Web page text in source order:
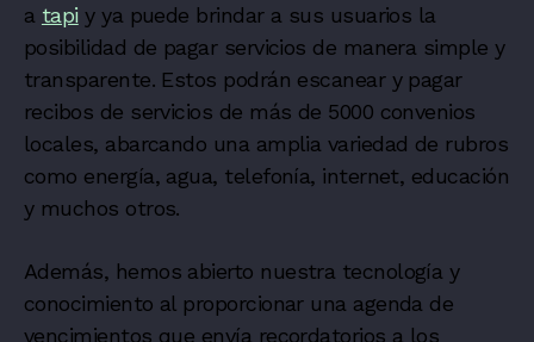
a tapiy ya puede brindar a sus usuarios la
posibilidad de pagar servicios de manera simple y
transparente. Estos podrán escanear y pagar
recibos de servicios de más de 5000 convenios
locales, abarcando una amplia variedad de rubros
como energía, agua, telefonía, internet, educación
y muchos otros.
Además, hemos abierto nuestra tecnología y
conocimiento al proporcionar una agenda de
vencimientos que envía recordatorios a los